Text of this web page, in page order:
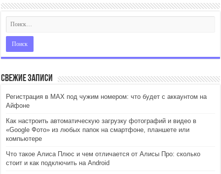
Свежие записи
Регистрация в MAX под чужим номером: что будет с аккаунтом на
Айфоне
Как настроить автоматическую загрузку фотографий и видео в
«Google Фото» из любых папок на смартфоне, планшете или
компьютере
Что такое Алиса Плюс и чем отличается от Алисы Про: сколько
стоит и как подключить на Android